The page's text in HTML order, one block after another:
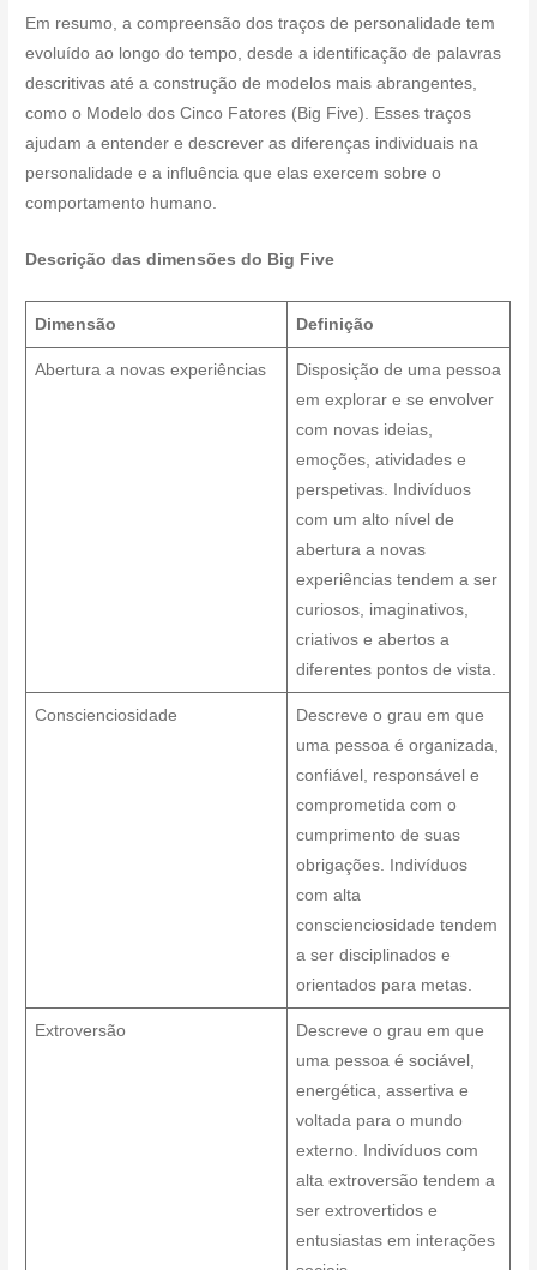
Em resumo, a compreensão dos traços de personalidade tem
evoluído ao longo do tempo, desde a identificação de palavras
descritivas até a construção de modelos mais abrangentes,
como o Modelo dos Cinco Fatores (Big Five). Esses traços
ajudam a entender e descrever as diferenças individuais na
personalidade e a influência que elas exercem sobre o
comportamento humano.
Descrição das dimensões do Big Five
Dimensão Definição
Abertura a novas experiências
Disposição de uma pessoa
em explorar e se envolver
com novas ideias,
emoções, atividades e
perspetivas. Indivíduos
com um alto nível de
abertura a novas
experiências tendem a ser
curiosos, imaginativos,
criativos e abertos a
diferentes pontos de vista.
Conscienciosidade
Descreve o grau em que
uma pessoa é organizada,
confiável, responsável e
comprometida com o
cumprimento de suas
obrigações. Indivíduos
com alta
conscienciosidade tendem
a ser disciplinados e
orientados para metas.
Extroversão
Descreve o grau em que
uma pessoa é sociável,
energética, assertiva e
voltada para o mundo
externo. Indivíduos com
alta extroversão tendem a
ser extrovertidos e
entusiastas em interações